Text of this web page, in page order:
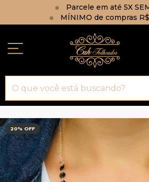
Parcele em até 5X
MÍNIMO de compras
20% OFF